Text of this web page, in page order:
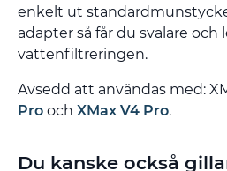
enkelt ut
adapter så får du svalare och
vattenfiltreringen.
Avsedd att användas med:
Pro och XMax V4 Pro.
Du kanske också